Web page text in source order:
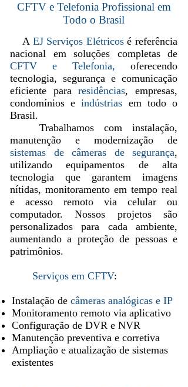
CFTV e Telefonia Profissional em
Todo o Brasil
A EJ Serviços Elétricosé referência
nacional em soluções completas de
CFTV e Telefonia, oferecendo
tecnologia, segurança e comunicação
eficiente pararesidências, empresas,
condomínios eindústrias em todo o
Brasil.
Trabalhamos com instalação,
manutenção e modernização de
sistemas de câmeras de segurança,
utilizando equipamentos de alta
tecnologia que garantem imagens
nítidas, monitoramento em tempo real
e acesso remoto via celular ou
computador. Nossos projetos são
personalizados para cada ambiente,
aumentando a proteção de pessoas e
patrimônios.
Serviços em CFTV:
Instalação de câmeras analógicas e IP
Monitoramento remoto via aplicativo
Configuração de DVR e NVR
Manutenção preventiva e corretiva
Ampliação e atualização de sistemas
existentes